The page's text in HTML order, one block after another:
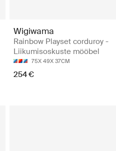
Wigiwama
Rainbow Playset corduroy -
Liikumisoskuste mööbel
75X 49X 37CM
254 €